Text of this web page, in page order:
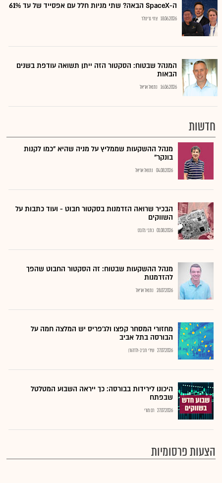
ה-SpaceX הבאה? שתי מניות חלל עם אפסייד של עד 61%
18.06.2026 צחי גרינולד
המנהל שבטוח: הסקטור הזה ייתן תשואה עודפת בשנים
הבאות
16.06.2026 נתנאל אריאל
חדשות
מנהל ההשקעות שממליץ על מניה שהיא "כמו לקנות
בונקר"
04.08.2026 נתנאל אריאל
הבכיר שרואה הזדמנות בסקטור חבוט - ועוד כתבות על
השווקים
01.08.2026 כתבי גלובס
מנהל ההשקעות שבטוח: זה הסקטור החבוט שהפך
להזדמנות
28.07.2026 נתנאל אריאל
מחזורי המסחר קפצו ולג'פריס יש המלצה חמה על
הבורסה בתל אביב
27.07.2026 שירי חביב-ולדהורן
היכונו לירידות בבורסה: כך ייראה השבוע המטלטל
שבפתח
27.07.2026 רם מורי
הצעות פרסומיות